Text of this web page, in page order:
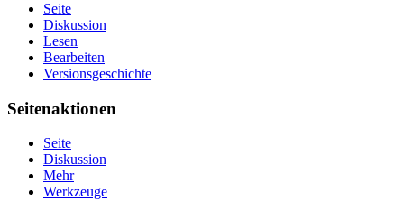
Seite
Diskussion
Lesen
Bearbeiten
Versionsgeschichte
Seitenaktionen
Seite
Diskussion
Mehr
Werkzeuge